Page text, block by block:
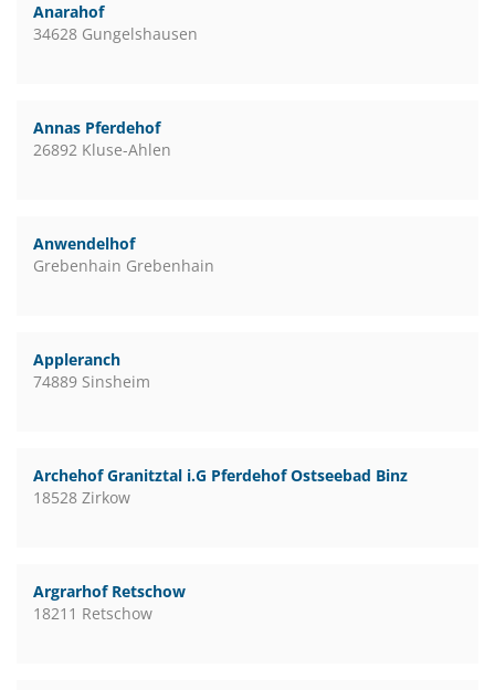
Anarahof
34628 Gungelshausen
Annas Pferdehof
26892 Kluse-Ahlen
Anwendelhof
Grebenhain Grebenhain
Appleranch
74889 Sinsheim
Archehof Granitztal i.G Pferdehof Ostseebad Binz
18528 Zirkow
Argrarhof Retschow
18211 Retschow